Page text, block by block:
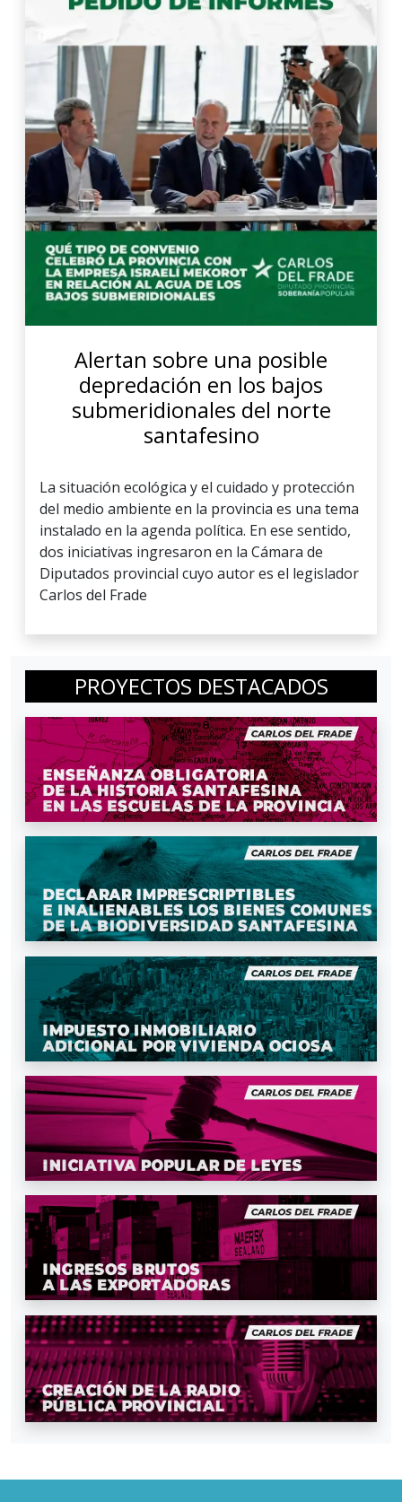
Alertan sobre una posible
depredación en los bajos
submeridionales del norte
santafesino
La situación ecológica y el cuidado y protección
del medio ambiente en la provincia es una tema
instalado en la agenda política. En ese sentido,
dos iniciativas ingresaron en la Cámara de
Diputados provincial cuyo autor es el legislador
Carlos del Frade
PROYECTOS DESTACADOS